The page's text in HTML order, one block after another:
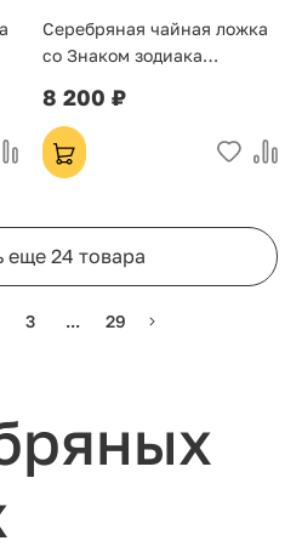
Серебряная чайная ложка
со Знаком зодиака
8 200 ₽
еще 24 товара
3 ... 29